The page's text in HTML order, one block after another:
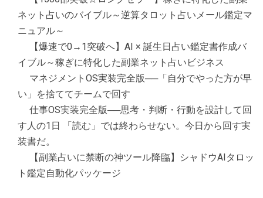
ネット占いのバイブル～逆算タロット占いメール鑑定マ
ニュアル～
【爆速で0→1突破へ】AI × 誕生日占い鑑定書作成バ
イブル～稼ぎに特化した副業ネット占いビジネス
マネジメントOS実装完全版──「自分でやった方が早
い」を捨ててチームで回す
仕事OS実装完全版──思考・判断・行動を設計して回
す人の1日 「読む」では終わらせない。今日から回す実
装書だ。
【副業占いに禁断の神ツール降臨】シャドウAIタロッ
ト鑑定自動化パッケージ